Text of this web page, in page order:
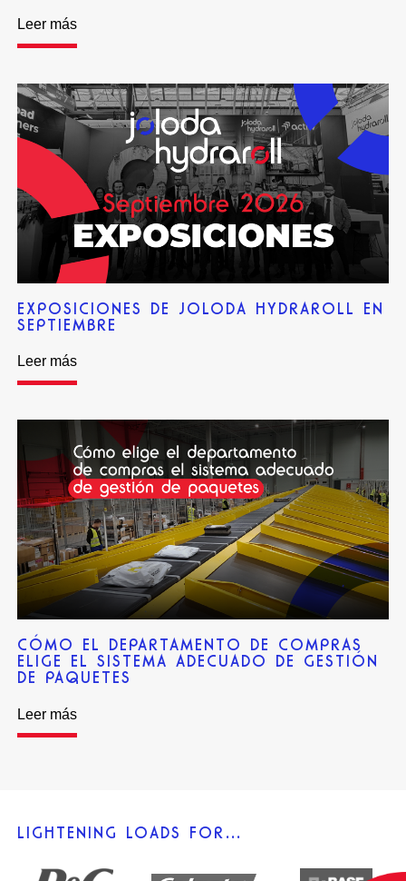
Leer más
EXPOSICIONES DE JOLODA HYDRAROLL EN
SEPTIEMBRE
Leer más
CÓMO EL DEPARTAMENTO DE COMPRAS
ELIGE EL SISTEMA ADECUADO DE GESTIÓN
DE PAQUETES
Leer más
LIGHTENING LOADS FOR…